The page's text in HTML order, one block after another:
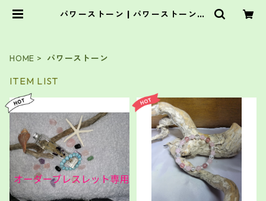
パワーストーン | パワーストーン
HOME パワーストーン
ITEM LIST